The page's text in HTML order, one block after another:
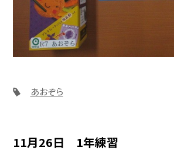
あおぞら
11月26日 1年練習